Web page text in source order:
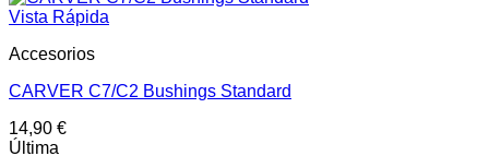
Vista Rápida
Accesorios
CARVER C7/C2 Bushings Standard
14,90 €
Última